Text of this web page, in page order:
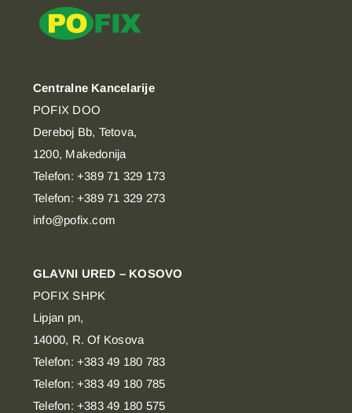
Centralne Kancelarije
POFIX DOO
Dereboj Bb, Tetova,
1200, Makedonija
Telefon: +389 71 329 173
Telefon: +389 71 329 273
info@pofix.com
GLAVNI URED – KOSOVO
POFIX SHPK
Lipjan pn,
14000, R. Of Kosova
Telefon: +383 49 180 783
Telefon: +383 49 180 785
Telefon: +383 49 180 575